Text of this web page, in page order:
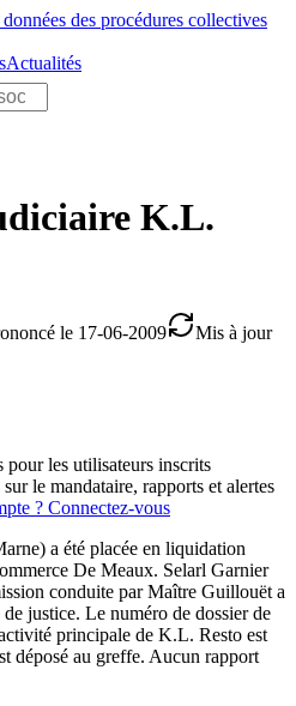
des procédures collectives
Actualités
K.L.
le 17-06-2009
Mis à jour
les utilisateurs inscrits
le mandataire, rapports et alertes
? Connectez-vous
a été placée en liquidation
De Meaux. Selarl Garnier
conduite par Maître Guillouët a
justice. Le numéro de dossier de
principale de K.L. Resto est
déposé au greffe. Aucun rapport